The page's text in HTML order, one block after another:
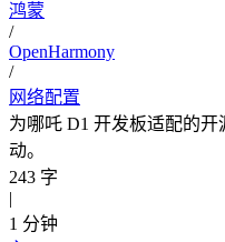
鸿蒙
/
OpenHarmony
/
网络配置
为哪吒 D1 开发板适配的
动。
243 字
|
1 分钟